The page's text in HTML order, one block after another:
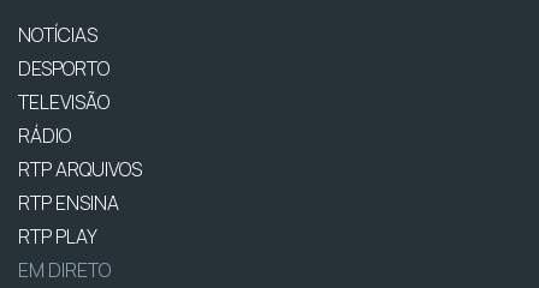
NOTÍCIAS
DESPORTO
TELEVISÃO
RÁDIO
RTP ARQUIVOS
RTP ENSINA
RTP PLAY
EM DIRETO